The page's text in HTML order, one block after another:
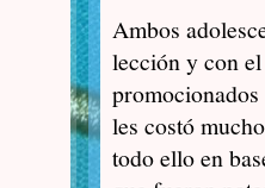
Ambos
lección y con
les costó
todo ello en